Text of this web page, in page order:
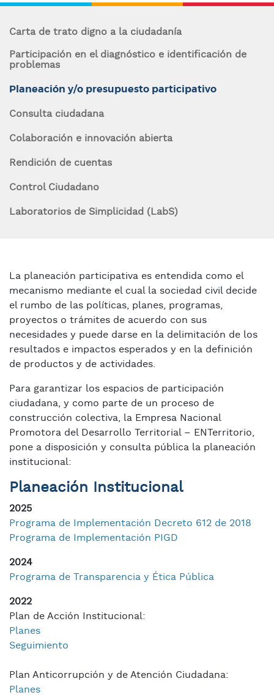
enlaces
de
ayuda
a
navegación
Navegación
contexto
Carta de trato digno a la ciudadanía
Participación en el diagnóstico e identificación de
problemas
Planeación y/o presupuesto participativo
Consulta ciudadana
Colaboración e innovación abierta
Rendición de cuentas
Control Ciudadano
Laboratorios de Simplicidad (LabS)
La planeación participativa es entendida como el
mecanismo mediante el cual la sociedad civil decide
el rumbo de las políticas, planes, programas,
proyectos o trámites de acuerdo con sus
necesidades y puede darse en la delimitación de los
resultados e impactos esperados y en la definición
de productos y de actividades.
Para garantizar los espacios de participación
ciudadana, y como parte de un proceso de
construcción colectiva, la Empresa Nacional
Promotora del Desarrollo Territorial – ENTerritorio,
pone a disposición y consulta pública la planeación
institucional:
Planeación Institucional
2025
Programa de Implementación Decreto 612 de 2018
Programa de Implementación PIGD
2024
Programa de Transparencia y Ética Pública
2022
Plan de Acción Institucional:
Planes
Seguimiento
Plan Anticorrupción y de Atención Ciudadana:
Planes